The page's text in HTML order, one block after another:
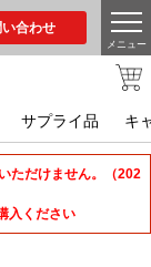
い合わせ
メニュー
サプライ品 キ
ただけません。（202
入ください